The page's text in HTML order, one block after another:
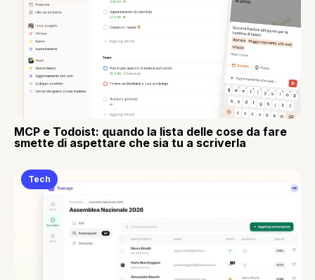
MCP e Todoist: quando la lista delle cose da fare
smette di aspettare che sia tu a scriverla
Tech